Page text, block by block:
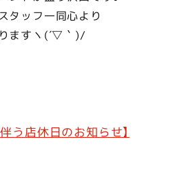
タッフ一同心より
ますヽ(´▽｀)/
う店休日のお知らせ】